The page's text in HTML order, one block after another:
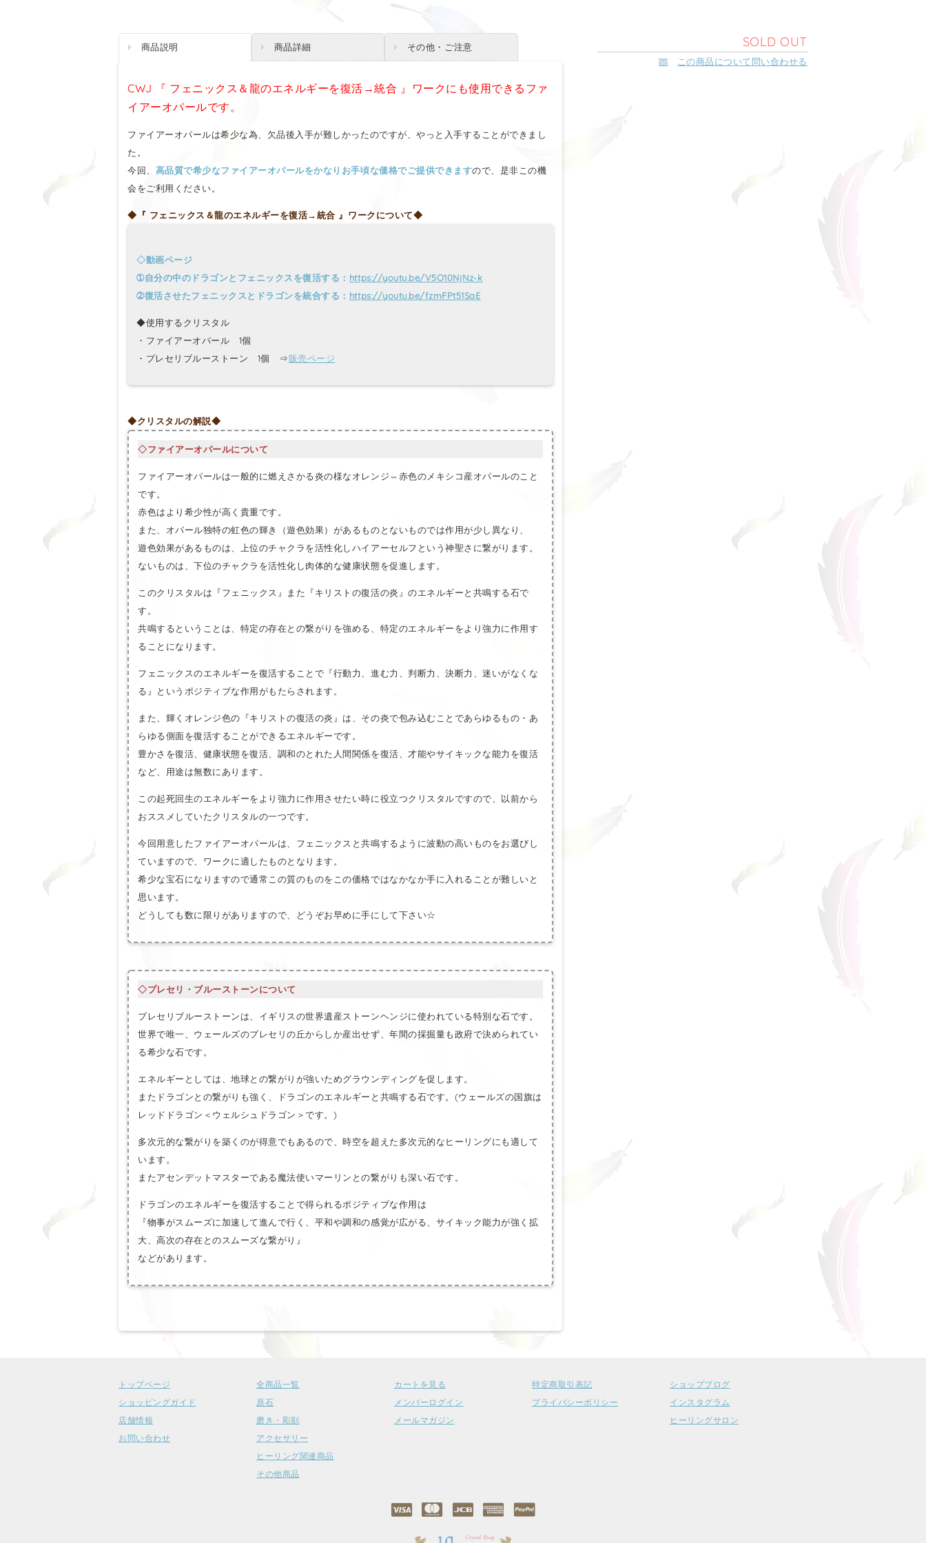
SOLD OUT
この商品について問い合わせる
商品説明 商品詳細 その他・ご注意
CWJ 『 フェニックス＆龍のエネルギーを復活→統合 』ワークにも使用できるファ
イアーオパールです。
ファイアーオパールは希少な為、欠品後入手が難しかったのですが、やっと入手することができまし
た。
今回、 高品質で希少なファイアーオパールをかなりお手頃な価格でご提供できますので、是非この機
会をご利用ください。
◆『 フェニックス＆龍のエネルギーを復活→統合 』ワークについて◆
◇動画ページ
➀自分の中のドラゴンとフェニックスを復活する： https://youtu.be/V5O10NjNz-k
➁復活させたフェニックスとドラゴンを統合する： https://youtu.be/fzmFPt51SaE
◆使用するクリスタル
・ファイアーオパール 1個
・プレセリブルーストーン 1個 ⇒販売ページ
◆クリスタルの解説◆
◇ファイアーオパールについて
ファイアーオパールは一般的に燃えさかる炎の様なオレンジ⇔赤色のメキシコ産オパールのこと
です。
赤色はより希少性が高く貴重です。
また、オパール独特の虹色の輝き（遊色効果）があるものとないものでは作用が少し異なり、
遊色効果があるものは、上位のチャクラを活性化しハイアーセルフという神聖さに繋がります。
ないものは、下位のチャクラを活性化し肉体的な健康状態を促進します。
このクリスタルは『フェニックス』また『キリストの復活の炎』のエネルギーと共鳴する石で
す。
共鳴するということは、特定の存在との繋がりを強める、特定のエネルギーをより強力に作用す
ることになります。
フェニックスのエネルギーを復活することで『行動力、進む力、判断力、決断力、迷いがなくな
る』というポジティブな作用がもたらされます。
また、輝くオレンジ色の『キリストの復活の炎』は、その炎で包み込むことであらゆるもの・あ
らゆる側面を復活することができるエネルギーです。
豊かさを復活、健康状態を復活、調和のとれた人間関係を復活、才能やサイキックな能力を復活
など、用途は無数にあります。
この起死回生のエネルギーをより強力に作用させたい時に役立つクリスタルですので、以前から
おススメしていたクリスタルの一つです。
今回用意したファイアーオパールは、フェニックスと共鳴するように波動の高いものをお選びし
ていますので、ワークに適したものとなります。
希少な宝石になりますので通常この質のものをこの価格ではなかなか手に入れることが難しいと
思います。
どうしても数に限りがありますので、どうぞお早めに手にして下さい☆
◇プレセリ・ブルーストーンについて
プレセリブルーストーンは、イギリスの世界遺産ストーンヘンジに使われている特別な石です。
世界で唯一、ウェールズのプレセリの丘からしか産出せず、年間の採掘量も政府で決められてい
る希少な石です。
エネルギーとしては、地球との繋がりが強いためグラウンディングを促します。
またドラゴンとの繋がりも強く、ドラゴンのエネルギーと共鳴する石です。(ウェールズの国旗は
レッドドラゴン＜ウェルシュドラゴン＞です。)
多次元的な繋がりを築くのが得意でもあるので、時空を超えた多次元的なヒーリングにも適して
います。
またアセンデットマスターである魔法使いマーリンとの繋がりも深い石です。
ドラゴンのエネルギーを復活することで得られるポジティブな作用は
『物事がスムーズに加速して進んで行く、平和や調和の感覚が広がる、サイキック能力が強く拡
大、高次の存在とのスムーズな繋がり』
などがあります。
トップページ
ショッピングガイド
店舗情報
お問い合わせ
全商品一覧
原石
磨き・彫刻
アクセサリー
ヒーリング関連商品
その他商品
カートを見る
メンバーログイン
メールマガジン
特定商取引表記
プライバシーポリシー
ショップブログ
インスタグラム
ヒーリングサロン